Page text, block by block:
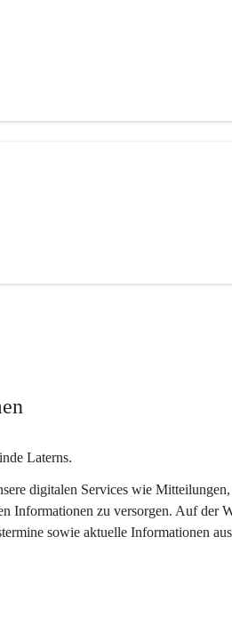
Laterns.
digitalen Services wie
Informationen zu versorgen. Auf der
sowie aktuelle Informationen